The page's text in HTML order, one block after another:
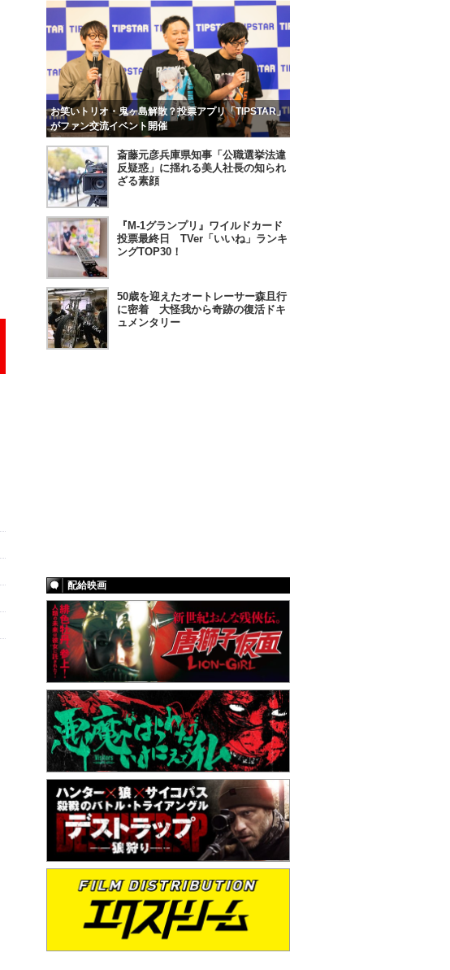
お笑いトリオ・鬼ヶ島解散？投票アプリ「TIPSTAR」
がファン交流イベント開催
斎藤元彦兵庫県知事「公職選挙法違
反疑惑」に揺れる美人社長の知られ
ざる素顔
『M-1グランプリ』ワイルドカード
投票最終日 TVer「いいね」ランキ
ングTOP30！
50歳を迎えたオートレーサー森且行
に密着 大怪我から奇跡の復活ドキ
ュメンタリー
配給映画